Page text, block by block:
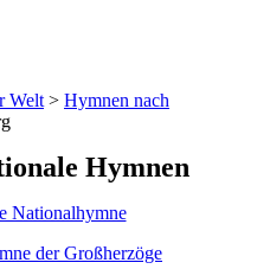
Welt > Hymnen nach
Hymnen
Nationalhymne
der Großherzöge